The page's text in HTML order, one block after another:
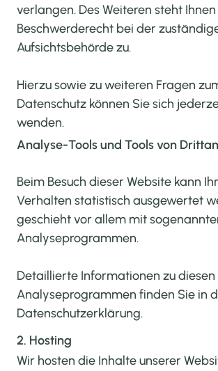
verlangen. Des Weiteren steht Ihnen
Beschwerderecht bei der
Aufsichtsbehörde zu.
Hierzu sowie zu weiteren Fragen
Datenschutz können Sie sich
wenden.
Analyse-Tools und Tools von
Beim Besuch dieser Website kann
Verhalten statistisch ausgewertet
geschieht vor allem mit
Analyseprogrammen.
Detaillierte Informationen zu diesen
Analyseprogrammen finden Sie in
Datenschutzerklärung.
2. Hosting
Wir hosten die Inhalte unserer